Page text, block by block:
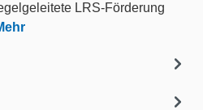
LRS-Förderung